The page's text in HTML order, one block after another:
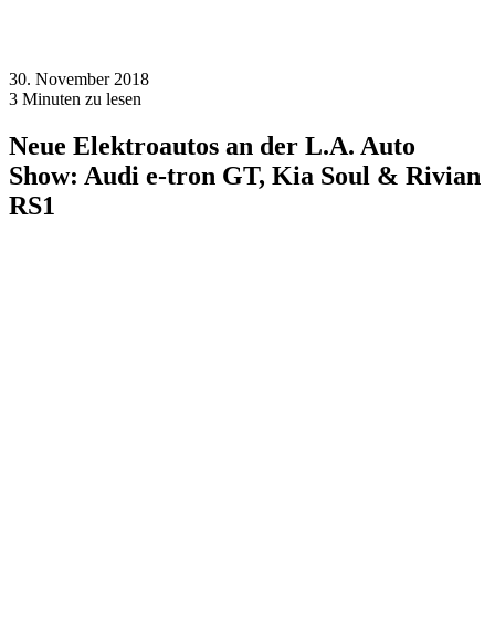
30. November 2018
3 Minuten zu lesen
Neue Elektroautos an der L.A. Auto
Show: Audi e-tron GT, Kia Soul & Rivian
RS1